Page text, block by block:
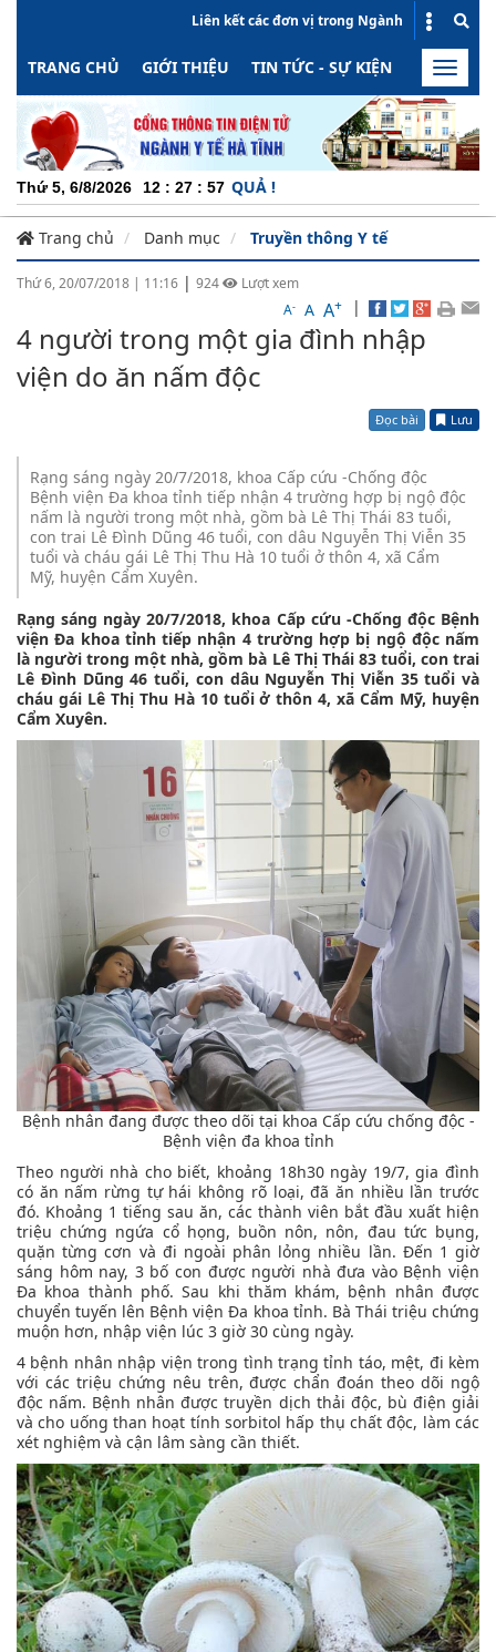
Liên kết các đơn vị trong Ngành
TRANG CHỦ GIỚI THIỆU TIN TỨC - SỰ KIỆN HOẠT
Toggle
Thứ 5, 6/8/2026 12 : 27 : 57
- MINH BẠCH - HIỆU QUẢ !
Trang chủ Danh mục Truyền thông Y tế
Thứ 6, 20/07/2018 | 11:16 | 924
Lượt xem
A- A A+ |
4 người trong một gia đình nhập
viện do ăn nấm độc
Đọc bài Lưu
Rạng sáng ngày 20/7/2018, khoa Cấp cứu -Chống độc
Bệnh viện Đa khoa tỉnh tiếp nhận 4 trường hợp bị ngộ độc
nấm là người trong một nhà, gồm bà Lê Thị Thái 83 tuổi,
con trai Lê Đình Dũng 46 tuổi, con dâu Nguyễn Thị Viễn 35
tuổi và cháu gái Lê Thị Thu Hà 10 tuổi ở thôn 4, xã Cẩm
Mỹ, huyện Cẩm Xuyên.
Rạng sáng ngày 20/7/2018, khoa Cấp cứu -Chống độc Bệnh
viện Đa khoa tỉnh tiếp nhận 4 trường hợp bị ngộ độc nấm
là người trong một nhà, gồm bà Lê Thị Thái 83 tuổi, con trai
Lê Đình Dũng 46 tuổi, con dâu Nguyễn Thị Viễn 35 tuổi và
cháu gái Lê Thị Thu Hà 10 tuổi ở thôn 4, xã Cẩm Mỹ, huyện
Cẩm Xuyên.
Bệnh nhân đang được theo dõi tại khoa Cấp cứu chống độc -
Bệnh viện đa khoa tỉnh
Theo người nhà cho biết, khoảng 18h30 ngày 19/7, gia đình
có ăn nấm rừng tự hái không rõ loại, đã ăn nhiều lần trước
đó. Khoảng 1 tiếng sau ăn, các thành viên bắt đầu xuất hiện
triệu chứng ngứa cổ họng, buồn nôn, nôn, đau tức bụng,
quặn từng cơn và đi ngoài phân lỏng nhiều lần. Đến 1 giờ
sáng hôm nay, 3 bố con được người nhà đưa vào Bệnh viện
Đa khoa thành phố. Sau khi thăm khám, bệnh nhân được
chuyển tuyến lên Bệnh viện Đa khoa tỉnh. Bà Thái triệu chứng
muộn hơn, nhập viện lúc 3 giờ 30 cùng ngày.
4 bệnh nhân nhập viện trong tình trạng tỉnh táo, mệt, đi kèm
với các triệu chứng nêu trên, được chẩn đoán theo dõi ngộ
độc nấm. Bệnh nhân được truyền dịch thải độc, bù điện giải
và cho uống than hoạt tính sorbitol hấp thụ chất độc, làm các
xét nghiệm và cận lâm sàng cần thiết.